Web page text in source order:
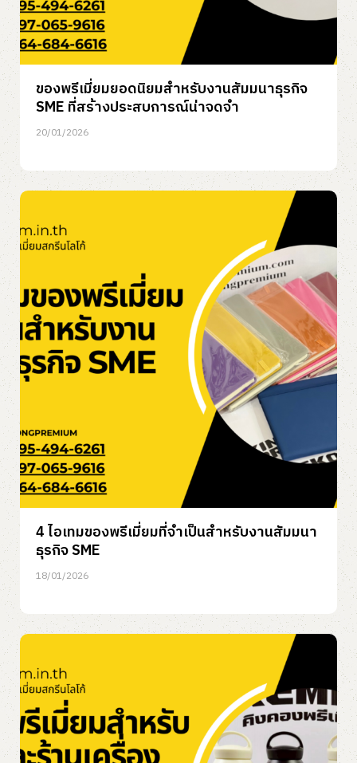
ของพรีเมี่ยมยอดนิยมสำหรับงานสัมมนาธุรกิจ
SME ที่สร้างประสบการณ์น่าจดจำ
20/01/2026
4 ไอเทมของพรีเมี่ยมที่จำเป็นสำหรับงานสัมมนา
ธุรกิจ SME
18/01/2026